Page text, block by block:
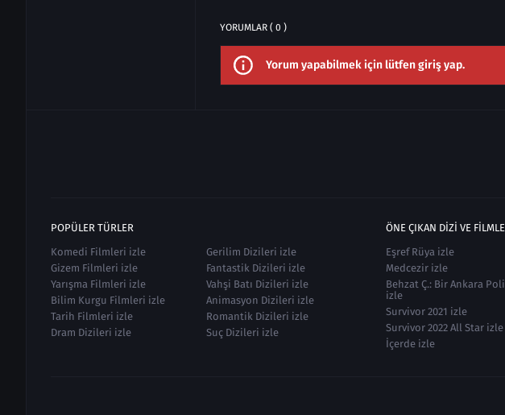
YORUMLAR ( 0 )
Yorum yapabilmek için lütfen giriş yap.
POPÜLER TÜRLER
Komedi Filmleri izle
Gizem Filmleri izle
Yarışma Filmleri izle
Bilim Kurgu Filmleri izle
Tarih Filmleri izle
Dram Dizileri izle
Gerilim Dizileri izle
Fantastik Dizileri izle
Vahşi Batı Dizileri izle
Animasyon Dizileri izle
Romantik Dizileri izle
Suç Dizileri izle
ÖNE ÇIKAN DIZI VE
Eşref Rüya izle
Medcezir izle
Behzat Ç.: Bir Ankara
izle
Survivor 2021 izle
Survivor 2022 All Star izle
İçerde izle